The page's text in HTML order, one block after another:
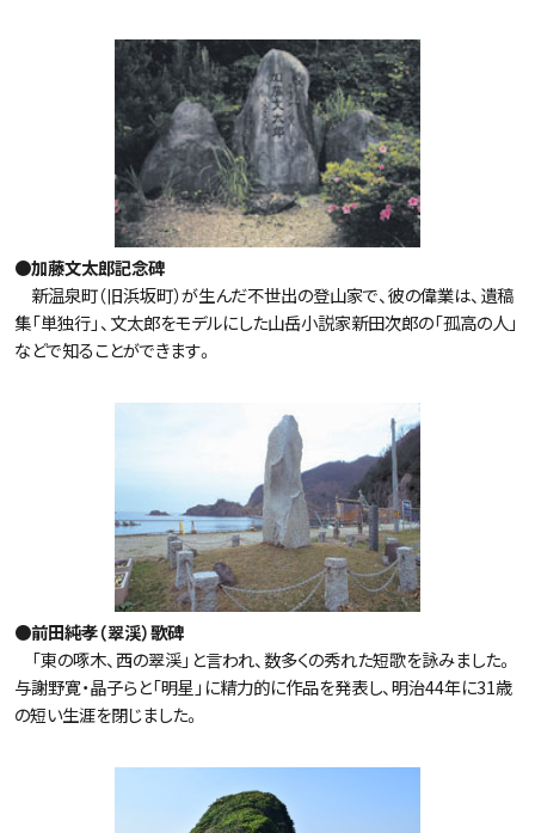
●加藤文太郎記念碑
新温泉町（旧浜坂町）が生んだ不世出の登山家で、彼の偉業は、遺稿
集「単独行」、文太郎をモデルにした山岳小説家新田次郎の「孤高の人」
などで知ることができます。
●前田純孝（翠渓）歌碑
「東の啄木、西の翠渓」と言われ、数多くの秀れた短歌を詠みました。
与謝野寛・晶子らと「明星」に精力的に作品を発表し、明治44年に31歳
の短い生涯を閉じました。